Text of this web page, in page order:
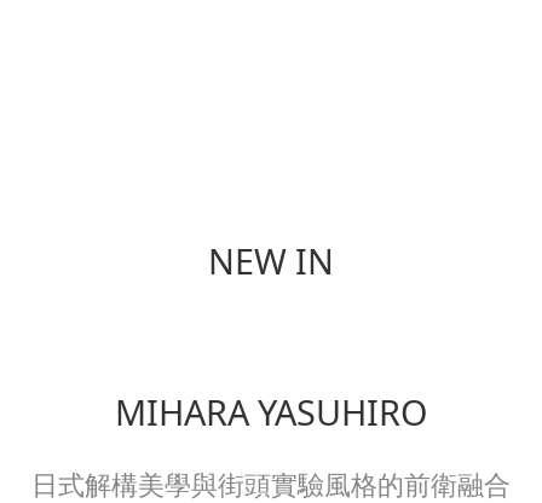
NEW IN
MIHARA YASUHIRO
日式解構美學與街頭實驗風格的前衛融合